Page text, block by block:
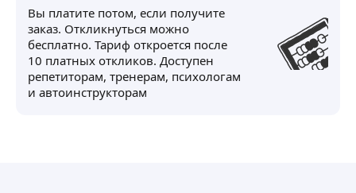
Вы платите потом, если получите
заказ. Откликнуться можно
бесплатно. Тариф откроется после
10 платных откликов. Доступен
репетиторам, тренерам, психологам
и автоинструкторам